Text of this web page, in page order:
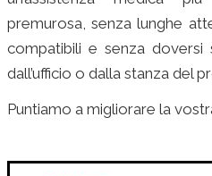
premurosa, senza lunghe
compatibili e senza doversi
dall’ufficio o dalla stanza del
Puntiamo a migliorare la